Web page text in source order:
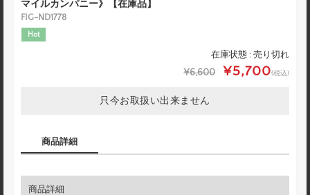
マイルカンパニー》【在庫品】
FIG-ND1778
Hot
在庫状態 : 売り切れ
¥6,600 ¥5,700(税込)
只今お取扱い出来ません
商品詳細
商品詳細